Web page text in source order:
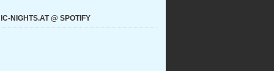
NIGHTS.AT @ SPOTIFY